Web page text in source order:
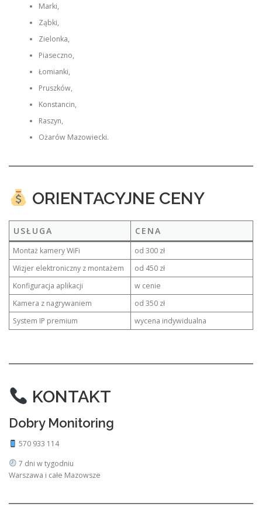
Marki,
Ząbki,
Zielonka,
Piaseczno,
Łomianki,
Pruszków,
Konstancin,
Raszyn,
Ożarów Mazowiecki.
ORIENTACYJNE CENY
USŁUGA CENA
Montaż kamery WiFi
od 300 zł
Wizjer elektroniczny z montażem
od 450 zł
Konfiguracja aplikacji
w cenie
Kamera z nagrywaniem
od 350 zł
System IP premium
wycena indywidualna
KONTAKT
Dobry Monitoring
570 933 114
7 dni w tygodniu
Warszawa i całe Mazowsze